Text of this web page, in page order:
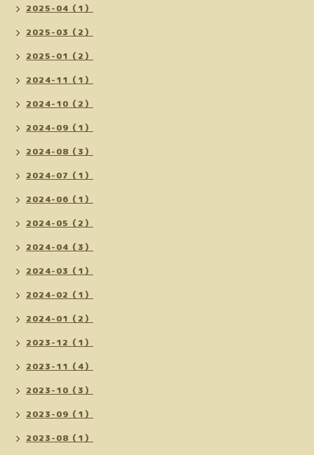
2025-04（1）
2025-03（2）
2025-01（2）
2024-11（1）
2024-10（2）
2024-09（1）
2024-08（3）
2024-07（1）
2024-06（1）
2024-05（2）
2024-04（3）
2024-03（1）
2024-02（1）
2024-01（2）
2023-12（1）
2023-11（4）
2023-10（3）
2023-09（1）
2023-08（1）